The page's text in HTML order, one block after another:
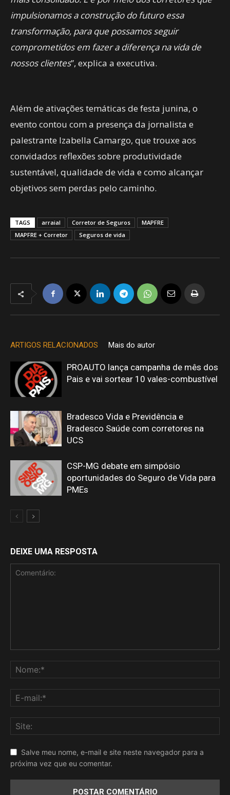
impulsionamos a construção do futuro essa
transformação, para que possamos seguir
comprometidos em fazer a diferença na vida de
nossos clientes”, explica a executiva.
Além de ativações temáticas de festa junina, o
evento contou com a presença da jornalista e
palestrante Izabella Camargo, que trouxe aos
convidados reflexões sobre produtividade
sustentável, qualidade de vida e como alcançar
objetivos sem perdas pelo caminho.
TAGS arraial Corretor de Seguros
MAPFRE
MAPFRE + Corretor
Seguros de vida
ARTIGOS RELACIONADOS Mais do autor
PROAUTO lança campanha de mês dos
Pais e vai sortear 10 vales-combustível
Bradesco Vida e Previdência e
Bradesco Saúde com corretores na
UCS
CSP-MG debate em simpósio
oportunidades do Seguro de Vida para
PMEs
DEIXE UMA RESPOSTA
Salve meu nome, e-mail e site neste navegador para a
próxima vez que eu comentar.